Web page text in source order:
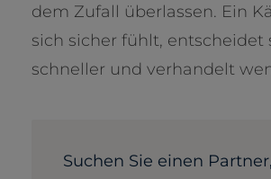
dem Zufall überlassen. Ein
sich sicher fühlt, entscheidet
schneller und verhandelt
Suchen Sie einen